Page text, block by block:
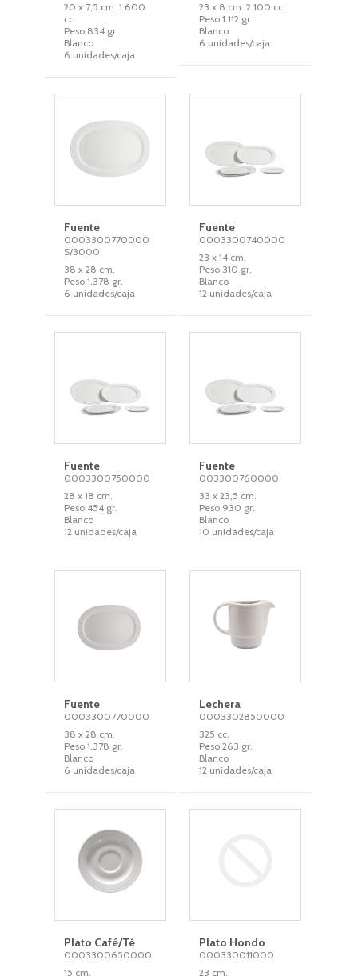
20 x 7,5 cm. 1.600
cc
Peso 834 gr.
Blanco
6 unidades/caja
23 x 8 cm. 2.100 cc.
Peso 1.112 gr.
Blanco
6 unidades/caja
Fuente
0003300770000
S/3000
38 x 28 cm.
Peso 1.378 gr.
6 unidades/caja
Fuente
0003300740000
23 x 14 cm.
Peso 310 gr.
Blanco
12 unidades/caja
Fuente
0003300750000
28 x 18 cm.
Peso 454 gr.
Blanco
12 unidades/caja
Fuente
003300760000
33 x 23,5 cm.
Peso 930 gr.
Blanco
10 unidades/caja
Fuente
0003300770000
38 x 28 cm.
Peso 1.378 gr.
Blanco
6 unidades/caja
Lechera
0003302850000
325 cc.
Peso 263 gr.
Blanco
12 unidades/caja
Plato Café/Té
0003300650000
15 cm.
Plato Hondo
000330011000
23 cm.